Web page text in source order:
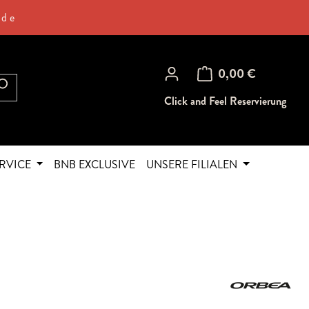
0,00 €
Warenkorb enthält 0
Click and Feel Reservierung
BNB EXCLUSIVE
UNSERE FILIALEN